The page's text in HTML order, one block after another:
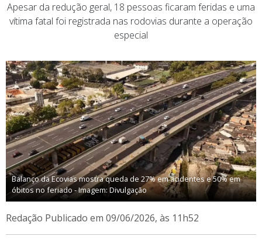
Apesar da redução geral, 18 pessoas ficaram feridas e uma
vítima fatal foi registrada nas rodovias durante a operação
especial
Balanço da Ecovias mostra queda de 27% em acidentes e 50% em
óbitos no feriado - Imagem: Divulgação
Redação Publicado em 09/06/2026, às 11h52